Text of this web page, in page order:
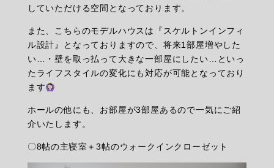
していただける空間となっております。
また、こちらのモデルハウスは『スケルトンインフィ
ル設計』となっておりますので、将来1部屋増やした
い…・壁を取っ払って大きな一部屋にしたい…といっ
たライフスタイルの変化にも対応が可能となっており
ます
ホールの他にも、お部屋が3部屋あるので一気にご紹
介いたします。
〇8帖の主寝室＋3帖のウォークインクローゼット